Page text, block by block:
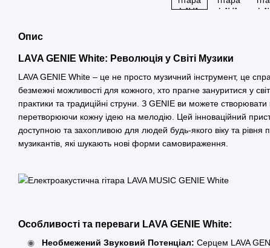
Опис
LAVA GENIE White: Революція у Світі Музики
LAVA GENIE White – це не просто музичний інструмент, це
безмежні можливості для кожного, хто прагне зануритися у
практики та традиційні струни. З GENIE ви можете
перетворюючи кожну ідею на мелодію. Цей інноваційний
доступною та захопливою для людей будь-якого віку та рівня
музикантів, які шукають нові форми самовираження.
Особливості та переваги LAVA GENIE White:
Необмежений Звуковий Потенціал: Серцем LAVA